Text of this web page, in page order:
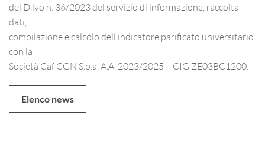
del D.lvo n. 36/2023 del servizio di informazione, raccolta
dati,
compilazione e calcolo dell’indicatore parificato universitario
con la
Società Caf CGN S.p.a. A.A. 2023/2025 – CIG ZE03BC1200.
Elenco news